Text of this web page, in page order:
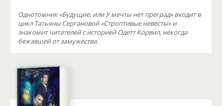
Однотомник «Будущие, или У мечты нет преград» входит в
цикл Татьяны Сергановой «Строптивые невесты» и
знакомит читателей с историей Одетт Корвил, некогда
бежавшей от замужества.